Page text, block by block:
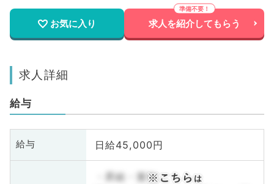
お気に入り 求人を紹介してもらう
求人詳細
給与
給与 日給45,000円
・昇給・賞与